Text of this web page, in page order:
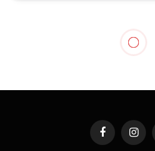
Facebook